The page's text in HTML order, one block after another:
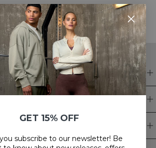
STYLE WITH
Newsletter
GET 15% OFF
subscribe to our newsletter! Be